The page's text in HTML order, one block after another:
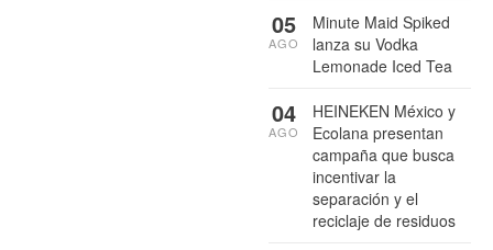
Minute Maid Spiked
lanza su Vodka
Lemonade Iced Tea
05
AGO
HEINEKEN México y
Ecolana presentan
campaña que busca
incentivar la
separación y el
reciclaje de residuos
04
AGO